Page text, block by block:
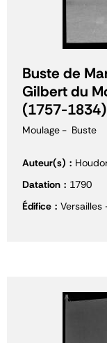
Buste de
Gilbert du
(1757-1834)
Moulage Buste
Auteur(s)
Datation
1790
Édifice
Versailles